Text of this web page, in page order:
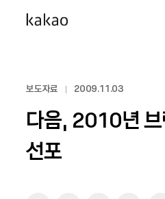
보도자료 2009.11.03
다음, 2010년
선포